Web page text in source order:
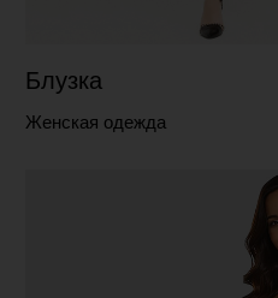
Блузка
Женская одежда